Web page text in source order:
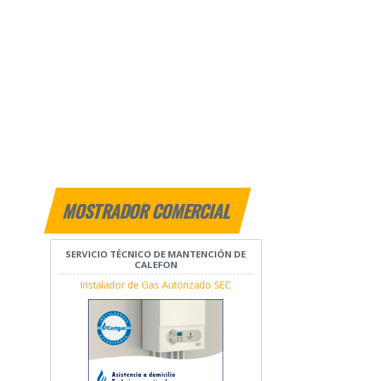
MOSTRADOR COMERCIAL
SERVICIO TÉCNICO DE MANTENCIÓN DE
CALEFON
Instalador de Gas Autorizado SEC